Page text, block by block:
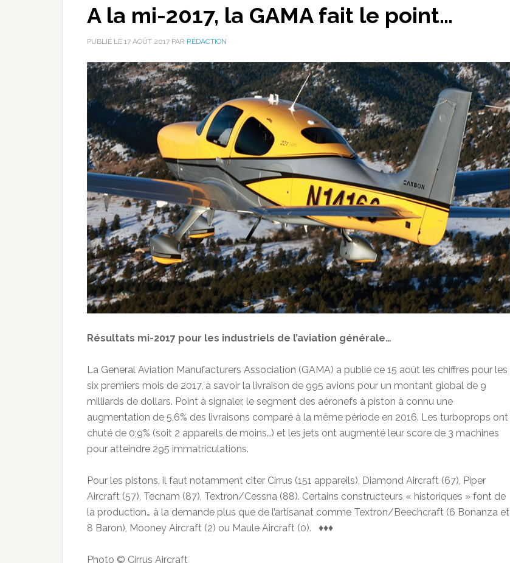
A la mi-2017, la GAMA fait le point…
PUBLIÉ LE 17 AOÛT 2017 PAR RÉDACTION
Résultats mi-2017 pour les industriels de l’aviation générale…
La General Aviation Manufacturers Association (GAMA) a publié ce 15 août les chiffres pour les
six premiers mois de 2017, à savoir la livraison de 995 avions pour un montant global de 9
milliards de dollars. Point à signaler, le segment des aéronefs à piston à connu une
augmentation de 5,6% des livraisons comparé à la même période en 2016. Les turboprops ont
chuté de 0;9% (soit 2 appareils de moins…) et les jets ont augmenté leur score de 3 machines
pour atteindre 295 immatriculations.
Pour les pistons, il faut notamment citer Cirrus (151 appareils), Diamond Aircraft (67), Piper
Aircraft (57), Tecnam (87), Textron/Cessna (88). Certains constructeurs « historiques » font de
la production… à la demande plus que de l’artisanat comme Textron/Beechcraft (6 Bonanza et
8 Baron), Mooney Aircraft (2) ou Maule Aircraft (0). ♦♦♦
Photo © Cirrus Aircraft